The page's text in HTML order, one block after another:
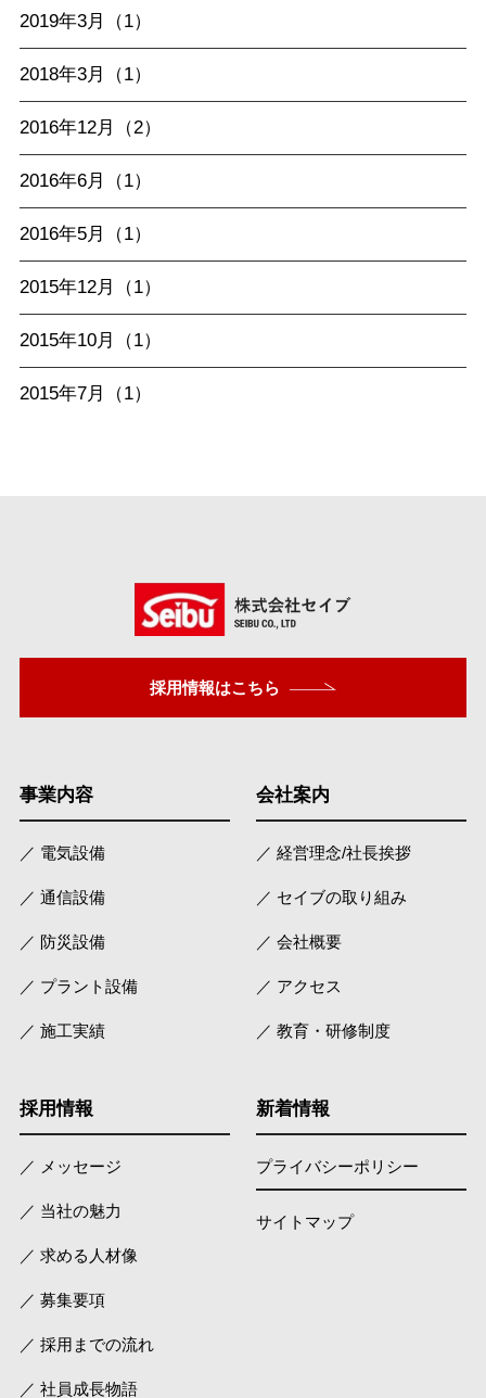
2019年3月（1）
2018年3月（1）
2016年12月（2）
2016年6月（1）
2016年5月（1）
2015年12月（1）
2015年10月（1）
2015年7月（1）
採用情報はこちら
事業内容
／ 電気設備
／ 通信設備
／ 防災設備
／ プラント設備
／ 施工実績
会社案内
／ 経営理念/社長挨拶
／ セイブの取り組み
／ 会社概要
／ アクセス
／ 教育・研修制度
採用情報
／ メッセージ
／ 当社の魅力
／ 求める人材像
／ 募集要項
／ 採用までの流れ
／ 社員成長物語
新着情報
プライバシーポリシー
サイトマップ